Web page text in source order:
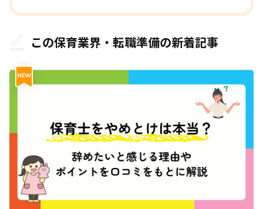
この保育業界・転職準備の新着記事